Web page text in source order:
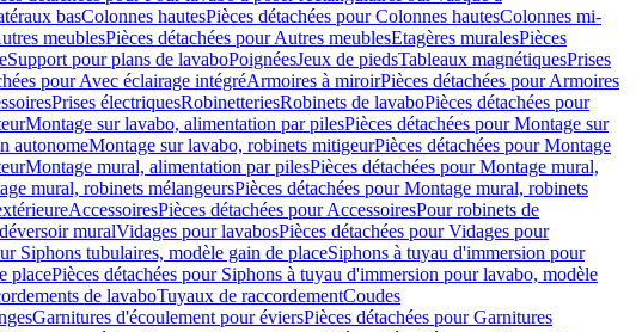
basColonnes hautesPièces détachées pour Colonnes hautesColonnes mi-
meublesPièces détachées pour Autres meublesEtagères muralesPièces
Support pour plans de lavaboPoignéesJeux de piedsTableaux magnétiquesPrises
pour Avec éclairage intégréArmoires à miroirPièces détachées pour Armoires
Prises électriquesRobinetteriesRobinets de lavaboPièces détachées pour
Montage sur lavabo, alimentation par pilesPièces détachées pour Montage sur
autonomeMontage sur lavabo, robinets mitigeurPièces détachées pour Montage
Montage mural, alimentation par pilesPièces détachées pour Montage mural,
mural, robinets mélangeursPièces détachées pour Montage mural, robinets
AccessoiresPièces détachées pour AccessoiresPour robinets de
muralVidages pour lavabosPièces détachées pour Vidages pour
Siphons tubulaires, modèle gain de placeSiphons à tuyau d'immersion pour
placePièces détachées pour Siphons à tuyau d'immersion pour lavabo, modèle
de lavaboTuyaux de raccordementCoudes
Garnitures d'écoulement pour éviersPièces détachées pour Garnitures